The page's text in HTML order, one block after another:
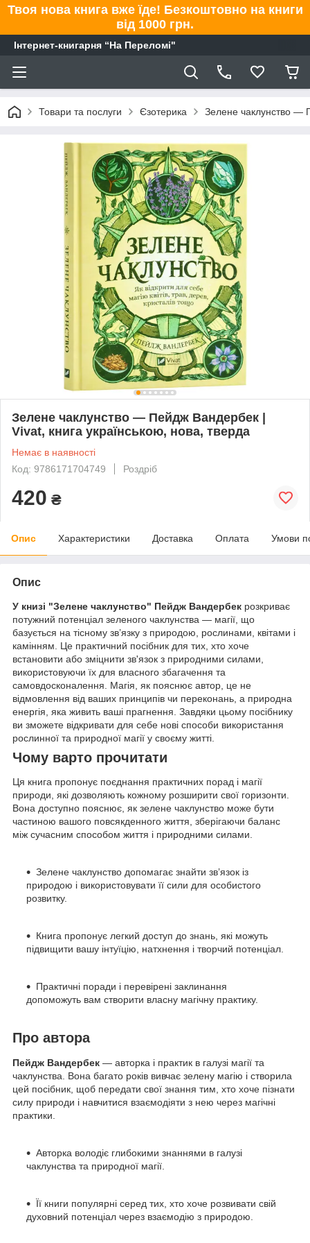
Твоя нова книга вже їде! Безкоштовно на книги
від 1000 грн.
Інтернет-книгарня “На Переломі"
Товари та послуги Єзотерика Зелене чаклунство —
Зелене чаклунство — Пейдж Вандербек |
Vivat, книга українською, нова, тверда
Немає в наявності
Код: 9786171704749
Роздріб
420 ₴
Опис Характеристики Доставка Оплата Умови
Опис
У книзі "Зелене чаклунство" Пейдж Вандербек розкриває
потужний потенціал зеленого чаклунства — магії, що
базується на тісному зв’язку з природою, рослинами, квітами і
камінням. Це практичний посібник для тих, хто хоче
встановити або зміцнити зв'язок з природними силами,
використовуючи їх для власного збагачення та
самовдосконалення. Магія, як пояснює автор, це не
відмовлення від ваших принципів чи переконань, а природна
енергія, яка живить ваші прагнення. Завдяки цьому посібнику
ви зможете відкривати для себе нові способи використання
рослинної та природної магії у своєму житті.
Чому варто прочитати
Ця книга пропонує поєднання практичних порад і магії
природи, які дозволяють кожному розширити свої горизонти.
Вона доступно пояснює, як зелене чаклунство може бути
частиною вашого повсякденного життя, зберігаючи баланс
між сучасним способом життя і природними силами.
Зелене чаклунство допомагає знайти зв’язок із
природою і використовувати її сили для особистого
розвитку.
Книга пропонує легкий доступ до знань, які можуть
підвищити вашу інтуїцію, натхнення і творчий потенціал.
Практичні поради і перевірені заклинання
допоможуть вам створити власну магічну практику.
Про автора
Пейдж Вандербек — авторка і практик в галузі магії та
чаклунства. Вона багато років вивчає зелену магію і створила
цей посібник, щоб передати свої знання тим, хто хоче пізнати
силу природи і навчитися взаємодіяти з нею через магічні
практики.
Авторка володіє глибокими знаннями в галузі
чаклунства та природної магії.
Її книги популярні серед тих, хто хоче розвивати свій
духовний потенціал через взаємодію з природою.